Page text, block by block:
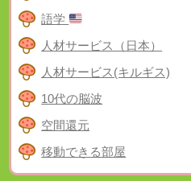
語学
人材サービス（日本）
人材サービス(キルギス)
10代の脳波
空間還元
移動できる部屋